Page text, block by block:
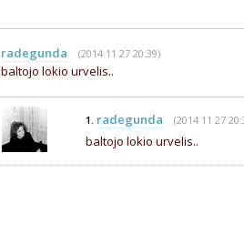
radegunda (2014 11 27 20:39)
baltojo lokio urvelis..
1. radegunda (2014 11 27
baltojo lokio urvelis..